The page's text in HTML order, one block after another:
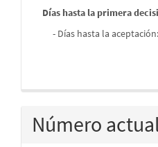
Días hasta la primera
- Días hasta la
Número